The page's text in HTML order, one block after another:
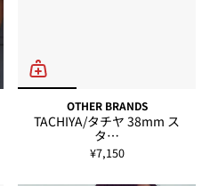
OTHER BRANDS
TACHIYA/タチヤ 38mm ス
タ…
¥7,150